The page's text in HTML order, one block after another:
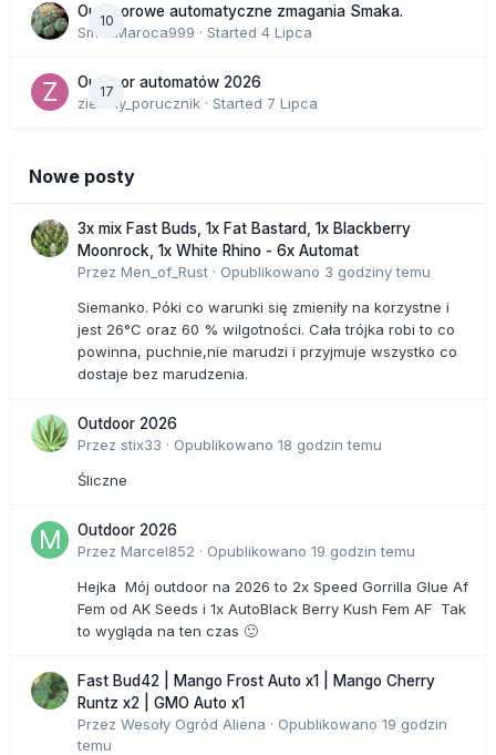
10
Outdoorowe automatyczne zmagania Smaka.
SmakMaroca999 · Started 4 Lipca
17
Outdoor automatów 2026
zielony_porucznik · Started 7 Lipca
Nowe posty
3x mix Fast Buds, 1x Fat Bastard, 1x Blackberry
Moonrock, 1x White Rhino - 6x Automat
Przez Men_of_Rust · Opublikowano 3 godziny temu
Siemanko. Póki co warunki się zmieniły na korzystne i
jest 26°C oraz 60 % wilgotności. Cała trójka robi to co
powinna, puchnie,nie marudzi i przyjmuje wszystko co
dostaje bez marudzenia.
Outdoor 2026
Przez stix33 · Opublikowano 18 godzin temu
Śliczne
Outdoor 2026
Przez Marcel852 · Opublikowano 19 godzin temu
Hejka Mój outdoor na 2026 to 2x Speed Gorrilla Glue Af
Fem od AK Seeds i 1x AutoBlack Berry Kush Fem AF Tak
to wygląda na ten czas 🙂
Fast Bud42 | Mango Frost Auto x1 | Mango Cherry
Runtz x2 | GMO Auto x1
Przez Wesoły Ogród Aliena · Opublikowano 19 godzin
temu